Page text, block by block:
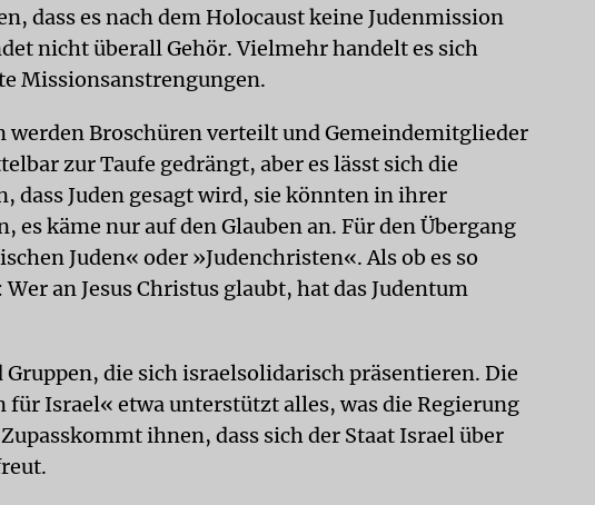
dass es nach dem Holocaust keine Judenmission
nicht überall Gehör. Vielmehr handelt es sich
Missionsanstrengungen.
werden Broschüren verteilt und Gemeindemitglieder
zur Taufe gedrängt, aber es lässt sich die
dass Juden gesagt wird, sie könnten in ihrer
es käme nur auf den Glauben an. Für den Übergang
Juden« oder »Judenchristen«. Als ob es so
an Jesus Christus glaubt, hat das Judentum
Gruppen, die sich israelsolidarisch präsentieren. Die
Israel« etwa unterstützt alles, was die Regierung
ihnen, dass sich der Staat Israel über